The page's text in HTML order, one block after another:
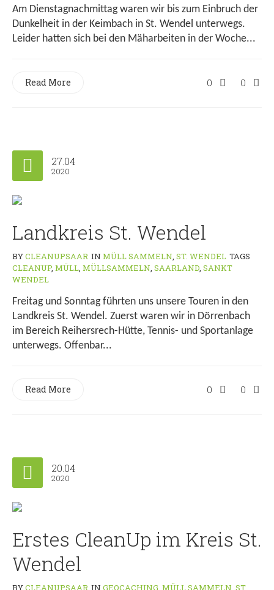
Am Dienstagnachmittag waren wir bis zum Einbruch der
Dunkelheit in der Keimbach in St. Wendel unterwegs.
Leider hatten sich bei den Mäharbeiten in der Woche...
0 0
Read More
27.04
2020
Landkreis St. Wendel
BYCLEANUPSAAR IN MÜLL SAMMELN, ST. WENDEL TAGS
CLEANUP, MÜLL, MÜLLSAMMELN, SAARLAND, SANKT
WENDEL
Freitag und Sonntag führten uns unsere Touren in den
Landkreis St. Wendel. Zuerst waren wir in Dörrenbach
im Bereich Reihersrech-Hütte, Tennis- und Sportanlage
unterwegs. Offenbar...
0 0
Read More
20.04
2020
Erstes CleanUp im Kreis St.
Wendel
BYCLEANUPSAAR IN GEOCACHING, MÜLL SAMMELN, ST.